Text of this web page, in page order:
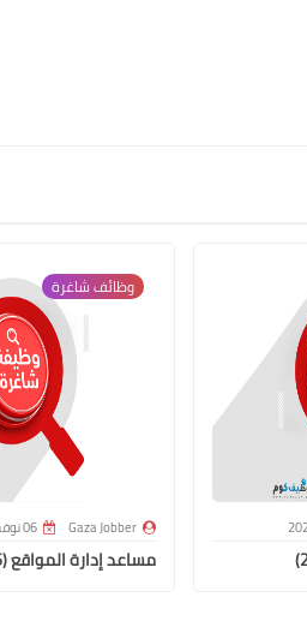
وظائف شاغرة
Gaza Jobber 06 نوفمبر 2025
مساعد إدارة المواقع (6 وظائف)